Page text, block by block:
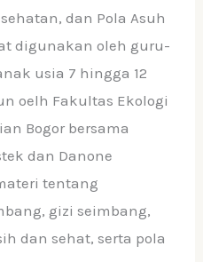
dan Pola Asuh
digunakan oleh guru-
usia 7 hingga 12
oelh Fakultas Ekologi
Bogor bersama
dan Danone
tentang
gizi seimbang,
dan sehat, serta pola